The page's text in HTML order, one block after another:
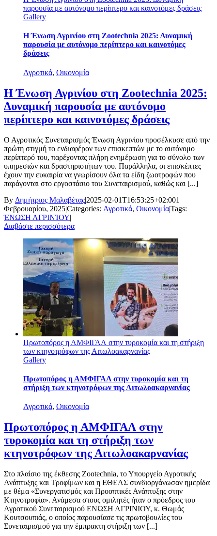
παρουσία με αυτόνομο περίπτερο και καινοτόμες δράσεις
Gallery
H Ένωση Αγρινίου στη Zootechnia 2025: Δυναμική
παρουσία με αυτόνομο περίπτερο και καινοτόμες
δράσεις
Αγροτικά, Οικονομία
H Ένωση Αγρινίου στη Zootechnia 2025:
Δυναμική παρουσία με αυτόνομο
περίπτερο και καινοτόμες δράσεις
Ο Αγροτικός Συνεταιρισμός Ένωση Αγρινίου προσέλκυσε από την
πρώτη στιγμή το ενδιαφέρον των επισκεπτών με το αυτόνομο
περίπτερό του, παρέχοντας πλήρη ενημέρωση για το σύνολο των
υπηρεσιών και δραστηριοτήτων του. Παράλληλα, οι επισκέπτες
έχουν την ευκαιρία να γνωρίσουν όλα τα είδη ζωοτροφών που
παράγονται στο εργοστάσιο του Συνεταιρισμού, καθώς και [...]
By Δημήτριος Μαλαβέτας|2025-02-01T16:53:25+02:001
Φεβρουαρίου, 2025|Categories: Αγροτικά, Οικονομία|Tags:
ΈΝΩΣΗ ΑΓΡΙΝΊΟΥ|
Διαβάστε περισσότερα
Πρωτοπόρος η ΑΜΦΙΓΑΛ στην τυροκομία και τη στήριξη
των κτηνοτρόφων της Αιτωλοακαρνανίας
Gallery
Πρωτοπόρος η ΑΜΦΙΓΑΛ στην τυροκομία και τη
στήριξη των κτηνοτρόφων της Αιτωλοακαρνανίας
Αγροτικά, Οικονομία
Πρωτοπόρος η ΑΜΦΙΓΑΛ στην
τυροκομία και τη στήριξη των
κτηνοτρόφων της Αιτωλοακαρνανίας
Στο πλαίσιο της έκθεσης Zootechnia, το Υπουργείο Αγροτικής
Ανάπτυξης και Τροφίμων και η ΕΘΕΑΣ συνδιοργάνωσαν ημερίδα
με θέμα «Συνεργατισμός και Προοπτικές Ανάπτυξης στην
Κτηνοτροφία». Ανάμεσα στους ομιλητές ήταν ο πρόεδρος του
Αγροτικού Συνεταιρισμού ΕΝΩΣΗ ΑΓΡΙΝΙΟΥ, κ. Θωμάς
Κουτσουπιάς, ο οποίος παρουσίασε τις πρωτοβουλίες του
Συνεταιρισμού για την έμπρακτη στήριξη των [...]